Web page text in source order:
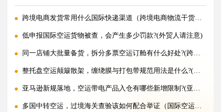
跨境电商发货常用什么国际快递渠道（跨境电商物流干货知识分享）
低申报国际空运货物被查，会产生多少罚款?(外贸人请注意)
同一店铺大批量备货，拆分多票空运订舱有什么好处?(跨境电商卖家必看篇)
整托盘空运颠簸散架，缠绕膜与打包带规范用法是什么?(国际空运干货知识分享)
亚马逊新规落地，空运带电产品入仓有哪些新增限制?(亚马逊卖家请注意)
多国中转空运，过境海关查验该如何配合举证（国际空运干货知识分享）